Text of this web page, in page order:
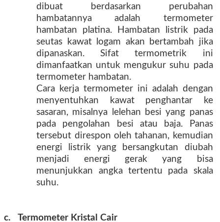
dibuat berdasarkan perubahan
hambatannya adalah termometer
hambatan platina. Hambatan listrik pada
seutas kawat logam akan bertambah jika
dipanaskan. Sifat termometrik ini
dimanfaatkan untuk mengukur suhu pada
termometer hambatan.
Cara kerja termometer ini adalah dengan
menyentuhkan kawat penghantar ke
sasaran, misalnya lelehan besi yang panas
pada pengolahan besi atau baja. Panas
tersebut direspon oleh tahanan, kemudian
energi listrik yang bersangkutan diubah
menjadi energi gerak yang bisa
menunjukkan angka tertentu pada skala
suhu.
c. Termometer Kristal Cair